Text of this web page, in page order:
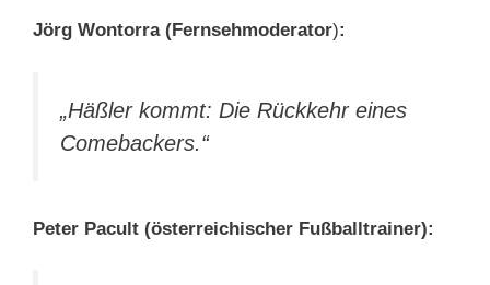
Jörg Wontorra (Fernsehmoderator):
„Häßler kommt: Die Rückkehr eines
Comebackers.“
Peter Pacult (österreichischer Fußballtrainer):